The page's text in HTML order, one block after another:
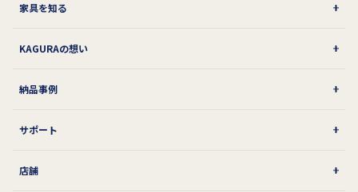
家具を知る
KAGURAの想い
納品事例
サポート
店舗